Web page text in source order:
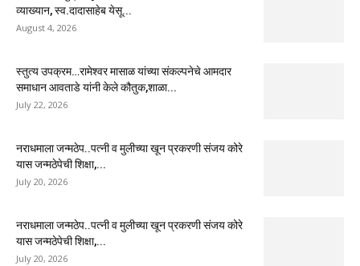
व्याख्यान, स्व.दादासाहेब येसू...
August 4, 2026
स्तुत्य उपक्रम…रामेश्वर मासाळ यांच्या संकल्पनेचे आमदार
समाधान आवताडे यांनी केले कौतुक,शाळा...
July 22, 2026
नराधमाला जन्मठेप..पत्नी व मुलीच्या खून प्रकरणी संजय कोरे
यास जन्मठेपेची शिक्षा,...
July 20, 2026
नराधमाला जन्मठेप..पत्नी व मुलीच्या खून प्रकरणी संजय कोरे
यास जन्मठेपेची शिक्षा,...
July 20, 2026